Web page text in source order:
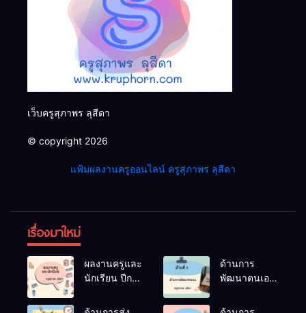
เว็บครูสุภาพร ลุสีดา
© copyright 2026
แฟ้มผลงานครูออนไลน์ ครูสุภาพร ลุสีดา
เรื่องมาใหม่
ผลงานครูและ
นักเรียน ปีการ
ด้านการ
พัฒนาตนเอง
2566